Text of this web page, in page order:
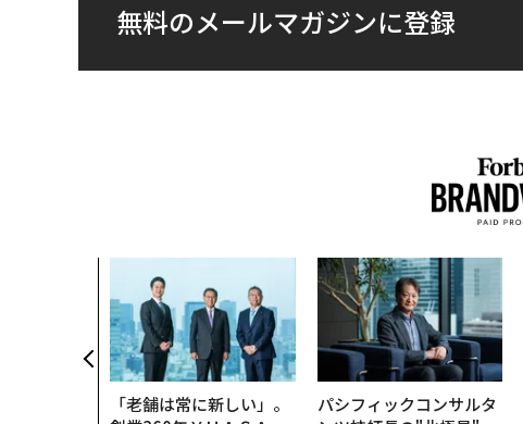
無料のメールマガジンに登録
「老舗は常に新しい」。
パシフィックコンサルタ